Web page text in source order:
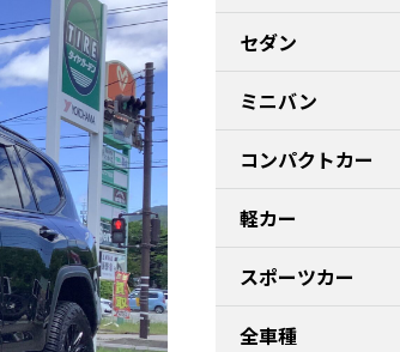
セダン
ミニバン
コンパクトカー
軽カー
スポーツカー
全車種